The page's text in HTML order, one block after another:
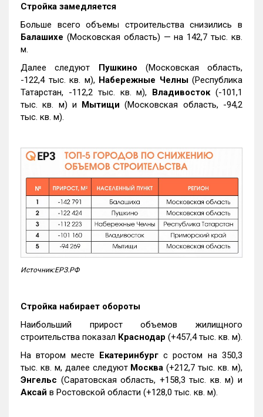
Стройка замедляется
Больше всего объемы строительства снизились в
Балашихе (Московская область) — на 142,7 тыс. кв.
м.
Далее следуют Пушкино (Московская область,
-122,4 тыс. кв. м), Набережные Челны(Республика
Татарстан, -112,2 тыс. кв. м), Владивосток(-101,1
тыс. кв. м) и Мытищи (Московская область, -94,2
тыс. кв. м).
Источник:ЕРЗ.РФ
Стройка набирает обороты
Наибольший прирост объемов жилищного
строительства показал Краснодар (+457,4 тыс. кв. м).
На втором месте Екатеринбургс ростом на 350,3
тыс. кв. м, далее следуют Москва (+212,7 тыс. кв. м),
Энгельс (Саратовская область, +158,3 тыс. кв. м) и
Аксай в Ростовской области (+128,0 тыс. кв. м).